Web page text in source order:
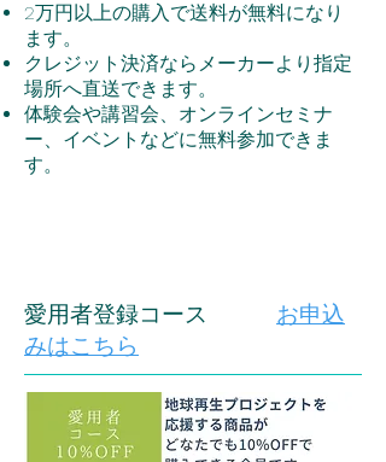
2万円以上の購入で送料が無料になり
ます。
クレジット決済ならメーカーより指定
場所へ直送できます。
体験会や講習会、オンラインセミナ
ー、イベントなどに無料参加できま
す。
​愛用者登録コース お申込
みはこちら